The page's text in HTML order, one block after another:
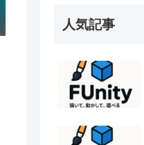
人気記事